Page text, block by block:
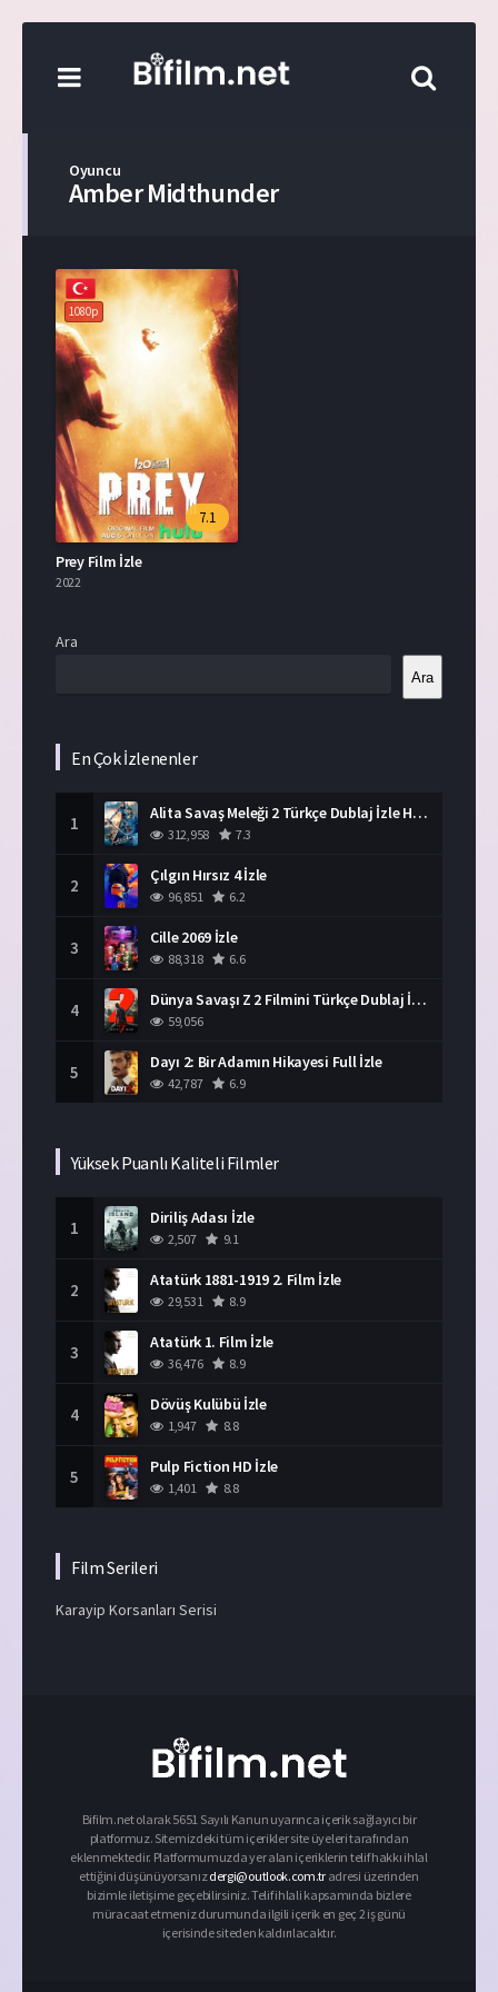
Oyuncu
Amber Midthunder
1080p
7.1
Prey Film İzle
2022
Ara
Ara
En Çok İzlenenler
1 Alita Savaş Meleği 2 Türkçe Dublaj İzle HD Film
312,958 7.3
2 Çılgın Hırsız 4 İzle
96,851 6.2
3 Cille 2069 İzle
88,318 6.6
4 Dünya Savaşı Z 2 Filmini Türkçe Dublaj İzle
59,056
5 Dayı 2: Bir Adamın Hikayesi Full İzle
42,787 6.9
Yüksek Puanlı Kaliteli Filmler
1 Diriliş Adası İzle
2,507 9.1
2 Atatürk 1881-1919 2. Film İzle
29,531 8.9
3 Atatürk 1. Film İzle
36,476 8.9
4 Dövüş Kulübü İzle
1,947 8.8
5 Pulp Fiction HD İzle
1,401 8.8
Film Serileri
Karayip Korsanları Serisi
Bifilm.net olarak 5651 Sayılı Kanun uyarınca içerik sağlayıcı bir
platformuz. Sitemizdeki tüm içerikler site üyeleri tarafından
eklenmektedir. Platformumuzda yer alan içeriklerin telif hakkı ihlal
ettiğini düşünüyorsanızdergi@outlook.com.tr adresi üzerinden
bizimle iletişime geçebilirsiniz. Telif ihlali kapsamında bizlere
müracaat etmeniz durumunda ilgili içerik en geç 2 iş günü
içerisinde siteden kaldırılacaktır.